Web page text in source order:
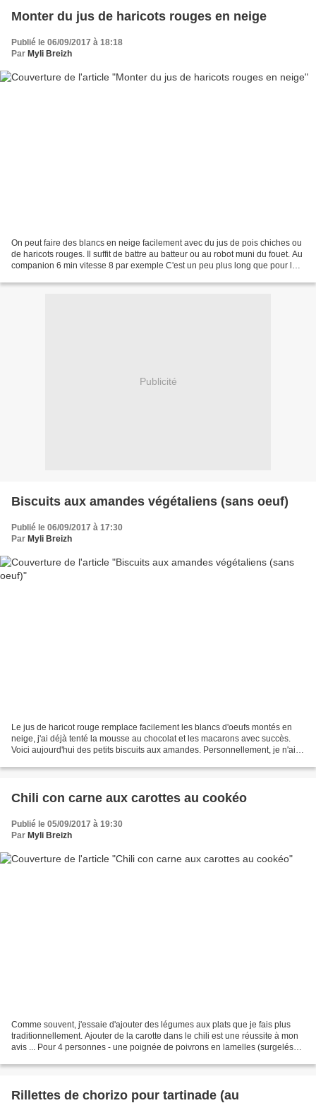
Monter du jus de haricots rouges en neige
Publié le 06/09/2017 à 18:18
Par Myli Breizh
On peut faire des blancs en neige facilement avec du jus de pois chiches ou
de haricots rouges. Il suffit de battre au batteur ou au robot muni du fouet. Au
companion 6 min vitesse 8 par exemple C'est un peu plus long que pour les
Publicité
Biscuits aux amandes végétaliens (sans oeuf)
Publié le 06/09/2017 à 17:30
Par Myli Breizh
Le jus de haricot rouge remplace facilement les blancs d'oeufs montés en
neige, j'ai déjà tenté la mousse au chocolat et les macarons avec succès.
Voici aujourd'hui des petits biscuits aux amandes. Personnellement, je n'ai
Chili con carne aux carottes au cookéo
Publié le 05/09/2017 à 19:30
Par Myli Breizh
Comme souvent, j'essaie d'ajouter des légumes aux plats que je fais plus
traditionnellement. Ajouter de la carotte dans le chili est une réussite à mon
avis ... Pour 4 personnes - une poignée de poivrons en lamelles (surgelés
Rillettes de chorizo pour tartinade (au